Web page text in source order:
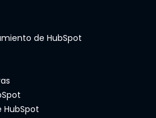
de HubSpot
HubSpot